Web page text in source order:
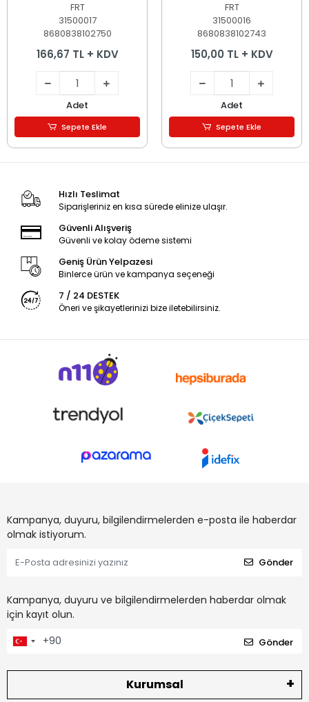
FRT
31500017
8680838102750
166,67 TL + KDV
Adet
Sepete Ekle
FRT
31500016
8680838102743
150,00 TL + KDV
Adet
Sepete Ekle
Hızlı Teslimat
Siparişleriniz en kısa sürede elinize ulaşır.
Güvenli Alışveriş
Güvenli ve kolay ödeme sistemi
Geniş Ürün Yelpazesi
Binlerce ürün ve kampanya seçeneği
7 / 24 DESTEK
Öneri ve şikayetlerinizi bize iletebilirsiniz.
Kampanya, duyuru, bilgilendirmelerden e-posta ile haberdar
olmak istiyorum.
Gönder
Kampanya, duyuru ve bilgilendirmelerden haberdar olmak
için kayıt olun.
Gönder
Kurumsal